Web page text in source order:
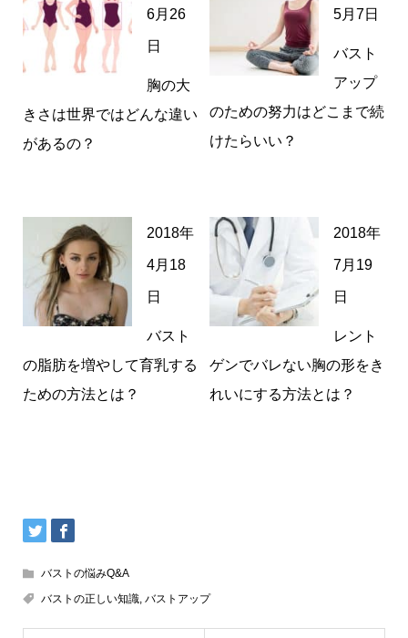
6月26
日
胸の大
きさは世界ではどんな違い
があるの？
5月7日
バスト
アップ
のための努力はどこまで続
けたらいい？
2018年
4月18
日
バスト
の脂肪を増やして育乳する
ための方法とは？
2018年
7月19
日
レント
ゲンでバレない胸の形をき
れいにする方法とは？
バストの悩みQ&A
バストの正しい知識, バストアップ